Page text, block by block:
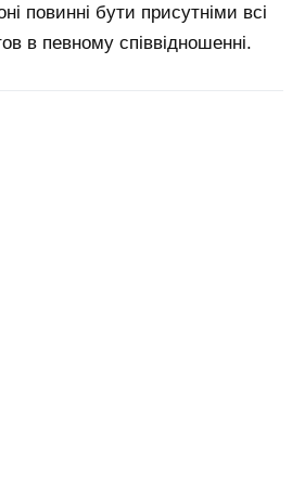
повинні бути присутніми всі
в певному співвідношенні.